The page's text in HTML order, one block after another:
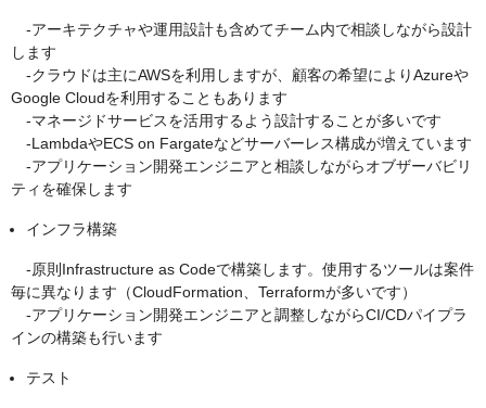
-アーキテクチャや運用設計も含めてチーム内で相談しながら設計
します
-クラウドは主にAWSを利用しますが、顧客の希望によりAzureや
Google Cloudを利用することもあります
-マネージドサービスを活用するよう設計することが多いです
-LambdaやECS on Fargateなどサーバーレス構成が増えています
-アプリケーション開発エンジニアと相談しながらオブザーバビリ
ティを確保します
インフラ構築
-原則Infrastructure as Codeで構築します。使用するツールは案件
毎に異なります（CloudFormation、Terraformが多いです）
-アプリケーション開発エンジニアと調整しながらCI/CDパイプラ
インの構築も行います
テスト